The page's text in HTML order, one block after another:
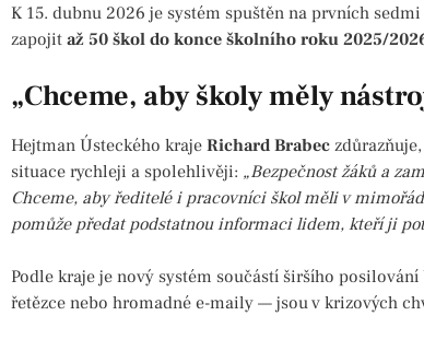
K 15. dubnu 2026 je systém spuštěn na prvních
zapojit až 50 škol do konce školního roku 2025/
„Chceme, aby školy měly
Hejtman Ústeckého kraje Richard Brabec
situace rychleji a spolehlivěji: „Bezpečnost žáků a
Chceme, aby ředitelé i pracovníci škol měli v
pomůže předat podstatnou informaci lidem, kteří ji
Podle kraje je nový systém součástí širšího
řetězce nebo hromadné e-maily — jsou v krizových